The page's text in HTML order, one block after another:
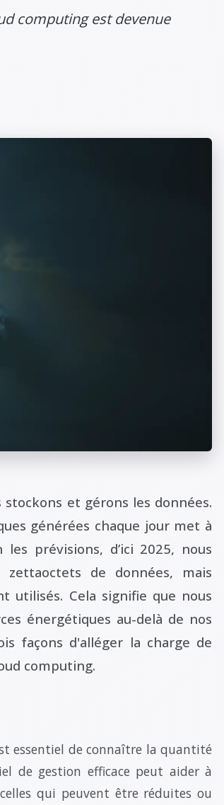
computing est devenue
et gérons les données.
générées chaque jour met à
les prévisions, d’ici 2025, nous
de données, mais
utilisés. Cela signifie que nous
énergétiques au-delà de nos
façons d'alléger la charge de
computing.
essentiel de connaître la quantité
de gestion efficace peut aider à
qui peuvent être réduites ou